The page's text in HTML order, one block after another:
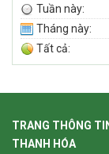
Tuần này:
Tháng này:
Tất cả:
TRANG THÔNG
THANH HÓA